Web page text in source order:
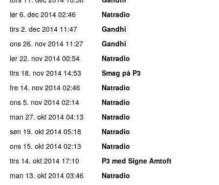
lør 6. dec 2014 02:46
Natradio
tirs 2. dec 2014 11:47
Gandhi
ons 26. nov 2014 11:27
Gandhi
lør 22. nov 2014 00:54
Natradio
tirs 18. nov 2014 14:53
Smag på P3
fre 14. nov 2014 02:46
Natradio
ons 5. nov 2014 02:14
Natradio
man 27. okt 2014 04:13
Natradio
søn 19. okt 2014 05:18
Natradio
ons 15. okt 2014 02:13
Natradio
tirs 14. okt 2014 17:10
P3 med Signe Amtoft
man 13. okt 2014 03:46
Natradio